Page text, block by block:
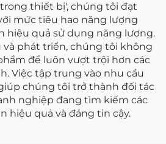
thiết bị', chúng tôi đạt
mức tiêu hao năng lượng
hiệu quả sử dụng năng lượng.
và phát triển, chúng tôi không
để luôn vượt trội hơn các
Việc tập trung vào nhu cầu
chúng tôi trở thành đối tác
nghiệp đang tìm kiếm các
hiệu quả và đáng tin cậy.